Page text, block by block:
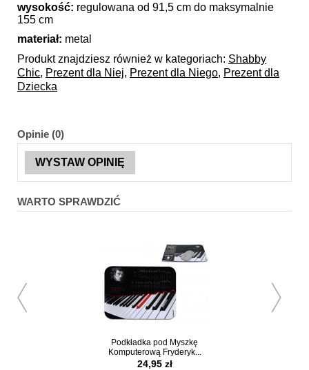
wysokość: regulowana od 91,5 cm do maksymalnie
155 cm
materiał: metal
Produkt znajdziesz również w kategoriach: Shabby
Chic, Prezent dla Niej, Prezent dla Niego, Prezent dla
Dziecka
Opinie (0)
WYSTAW OPINIĘ
WARTO SPRAWDZIĆ
Podkładka pod Myszkę
Komputerową Fryderyk...
24,95 zł